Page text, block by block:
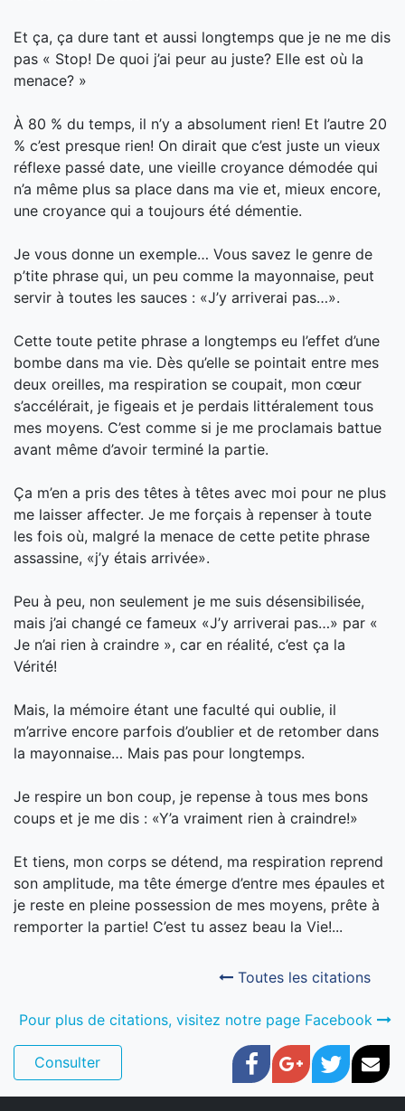
Et ça, ça dure tant et aussi longtemps que je ne me dis
pas « Stop! De quoi j’ai peur au juste? Elle est où la
menace? »
À 80 % du temps, il n’y a absolument rien! Et l’autre 20
% c’est presque rien! On dirait que c’est juste un vieux
réflexe passé date, une vieille croyance démodée qui
n’a même plus sa place dans ma vie et, mieux encore,
une croyance qui a toujours été démentie.
Je vous donne un exemple… Vous savez le genre de
p’tite phrase qui, un peu comme la mayonnaise, peut
servir à toutes les sauces : «J’y arriverai pas…».
Cette toute petite phrase a longtemps eu l’effet d’une
bombe dans ma vie. Dès qu’elle se pointait entre mes
deux oreilles, ma respiration se coupait, mon cœur
s’accélérait, je figeais et je perdais littéralement tous
mes moyens. C’est comme si je me proclamais battue
avant même d’avoir terminé la partie.
Ça m’en a pris des têtes à têtes avec moi pour ne plus
me laisser affecter. Je me forçais à repenser à toute
les fois où, malgré la menace de cette petite phrase
assassine, «j’y étais arrivée».
Peu à peu, non seulement je me suis désensibilisée,
mais j’ai changé ce fameux «J’y arriverai pas…» par «
Je n’ai rien à craindre », car en réalité, c’est ça la
Vérité!
Mais, la mémoire étant une faculté qui oublie, il
m’arrive encore parfois d’oublier et de retomber dans
la mayonnaise… Mais pas pour longtemps.
Je respire un bon coup, je repense à tous mes bons
coups et je me dis : «Y’a vraiment rien à craindre!»
Et tiens, mon corps se détend, ma respiration reprend
son amplitude, ma tête émerge d’entre mes épaules et
je reste en pleine possession de mes moyens, prête à
remporter la partie! C’est tu assez beau la Vie!...
Toutes les citations
Pour plus de citations, visitez notre page Facebook
Consulter Facebook
Google+
Twitter